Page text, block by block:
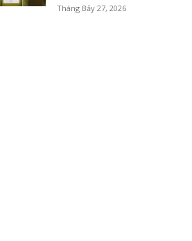
Tháng Bảy 27, 2026